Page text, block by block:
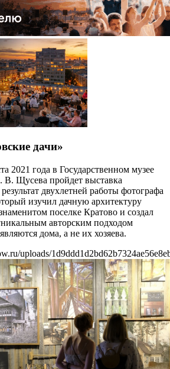
дачи»
2021 года в Государственном музее
Щусева пройдет выставка
двухлетней работы фотографа
изучил дачную архитектуру
поселке Кратово и создал
авторским подходом
дома, а не их хозяева.
uploads/